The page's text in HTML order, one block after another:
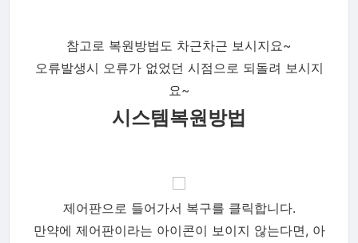
참고로 복원방법도 차근차근 보시지요~
오류발생시 오류가 없었던 시점으로 되돌려 보시지
요~
시스템복원방법
제어판으로 들어가서 복구를 클릭합니다.
만약에 제어판이라는 아이콘이 보이지 않는다면, 아